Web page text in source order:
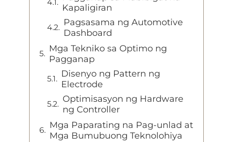
Kapaligiran
Pagsasama ng Automotive
Dashboard
Mga Tekniko sa Optimo ng
Pagganap
Disenyo ng Pattern ng
Electrode
Optimisasyon ng Hardware
ng Controller
Mga Paparating na Pag-unlad at
Mga Bumubuong Teknolohiya